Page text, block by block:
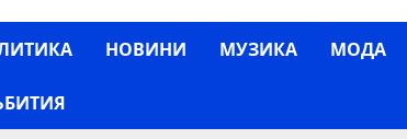
НОВИНИ МУЗИКА МОДА